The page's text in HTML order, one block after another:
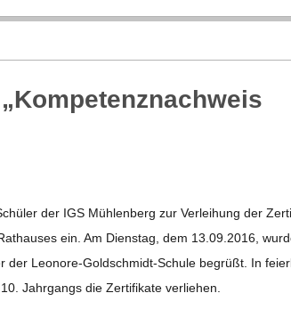
der IGS Müh­len­berg zur Ver­lei­hung der
ein. Am Diens­tag, dem 13.09.2016,
Leo­­nore-Gol­d­­schmidt-Schule begrüßt. In
Jahr­gangs die Zer­ti­fi­kate ver­lie­hen.